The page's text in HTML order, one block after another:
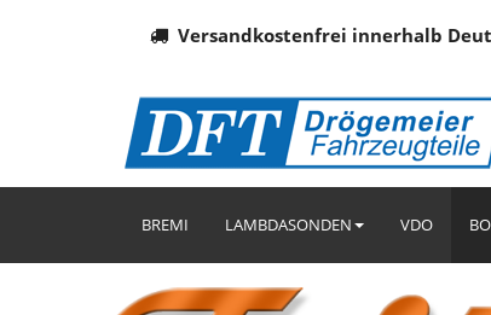
Versandkostenfrei innerhalb
BREMI LAMBDASONDEN VDO